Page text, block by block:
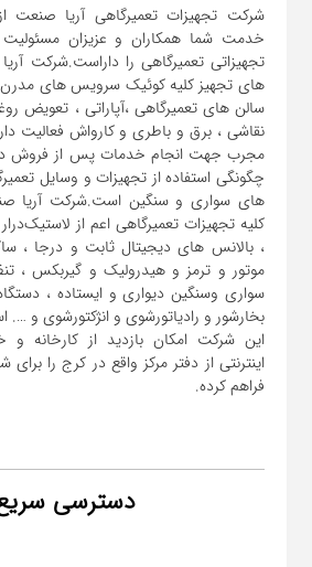
خدمت شما همکاران و عزیزان مسئولیت
تجهیزاتی تعمیرگاهی را داراست.شرکت
های تجهیز کلیه کوئیک سرویس های مدرن
سالن های تعمیرگاهی ،آپاراتی ، تعویض
نقاشی ، برق و باطری و کارواش فعالیت
مجرب جهت انجام خدمات پس از فروش
چگونگی استفاده از تجهیزات و وسایل
های سواری و سنگین است.شرکت آریا
کلیه تجهیزات تعمیرگاهی اعم از
، بالانس های دیجیتال ثابت و درجا ،
موتور و ترمز و هیدرولیک و گیربکس ،
سواری و‌سنگین دیواری و ایستاده ،
این شرکت امکان بازدید از کارخانه
اینترنتی از دفتر مرکز واقع در کرج را
فراهم کرده.
دسترسی